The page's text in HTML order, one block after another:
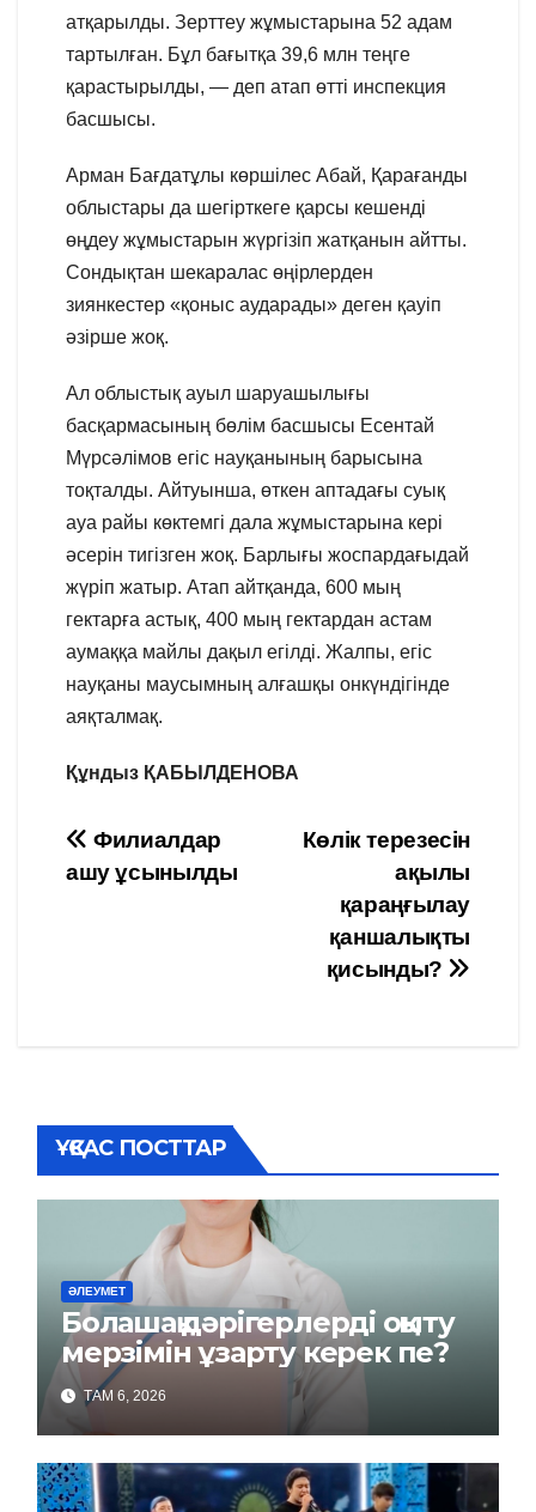
атқарылды. Зерттеу жұмыстарына 52 адам
тартылған. Бұл бағытқа 39,6 млн теңге
қарастырылды, — деп атап өтті инспекция
басшысы.
Арман Бағдатұлы көршілес Абай, Қарағанды
облыстары да шегірткеге қарсы кешенді
өңдеу жұмыстарын жүргізіп жатқанын айтты.
Сондықтан шекаралас өңірлерден
зиянкестер «қоныс аударады» деген қауіп
әзірше жоқ.
Ал облыстық ауыл шаруашылығы
басқармасының бөлім басшысы Есентай
Мүрсәлімов егіс науқанының барысына
тоқталды. Айтуынша, өткен аптадағы суық
ауа райы көктемгі дала жұмыстарына кері
әсерін тигізген жоқ. Барлығы жоспардағыдай
жүріп жатыр. Атап айтқанда, 600 мың
гектарға астық, 400 мың гектардан астам
аумаққа майлы дақыл егілді. Жалпы, егіс
науқаны маусымның алғашқы онкүндігінде
аяқталмақ.
Құндыз ҚАБЫЛДЕНОВА
Навигация
по
Көлік терезесін
ақылы
қараңғылау
қаншалықты
қисынды?
Филиалдар
ашу ұсынылды
ҰҚСАС ПОСТТАР
ӘЛЕУМЕТ
Болашақ дәрігерлерді оқыту
мерзімін ұзарту керек пе?
ТАМ 6, 2026